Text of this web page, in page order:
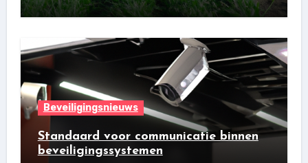
Beveiligingsnieuws
Standaard voor communicatie binnen
beveiligingssystemen